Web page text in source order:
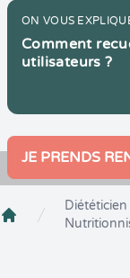
ON VOUS
Comment
utilisateurs ?
JE PRENDS
Crenolibre
Diététicien